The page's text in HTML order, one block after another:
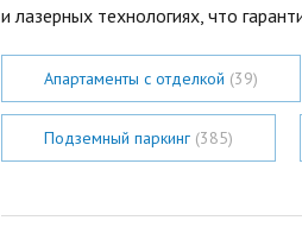
и лазерных технологиях, что
Апартаменты с отделкой (39)
Подземный паркинг (385)